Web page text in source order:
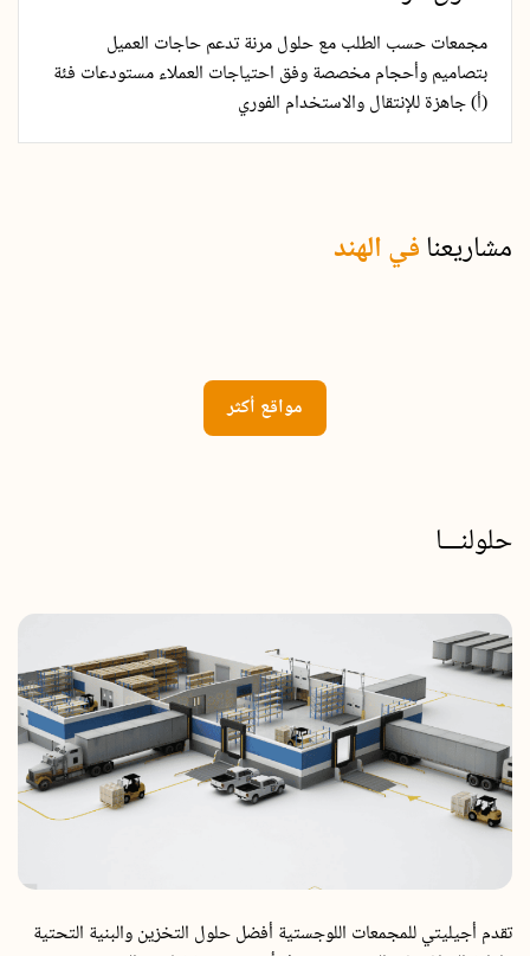
مجمعات حسب الطلب مع حلول مرنة تدعم حاجات العميل
بتصاميم وأحجام مخصصة وفق احتياجات العملاء مستودعات فئة
(أ) جاهزة للإنتقال والاستخدام الفوري
مشاريعنافي الهند
مواقع أكثر
حلولنـــا
تقدم أجيليتي للمجمعات اللوجستية أفضل حلول التخزين والبنية التحتية